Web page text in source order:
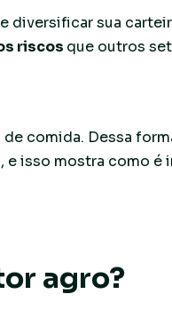
diversificar sua
riscos que outros
comida. Dessa
, e isso mostra como é
agro?